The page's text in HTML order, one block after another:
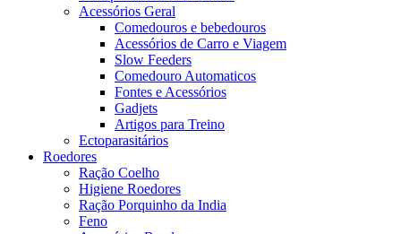
Acessórios Geral
Comedouros e bebedouros
Acessórios de Carro e Viagem
Slow Feeders
Comedouro Automaticos
Fontes e Acessórios
Gadjets
Artigos para Treino
Ectoparasitários
Roedores
Ração Coelho
Higiene Roedores
Ração Porquinho da India
Feno